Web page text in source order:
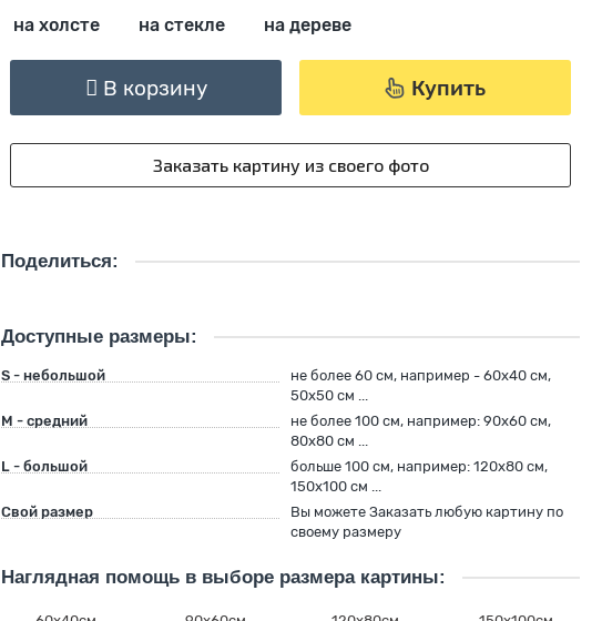
на холсте на стекле на дереве
В корзину Купить
Поделиться:
Доступные размеры:
S - небольшой
не более 60 см, например - 60х40 см,
50х50 см ...
M - средний
не более 100 см, например: 90х60 см,
80х80 см ...
L - большой
больше 100 см, например: 120х80 см,
150х100 см ...
Свой размер
Вы можете Заказать любую картину по
своему размеру
Наглядная помощь в выборе размера картины: